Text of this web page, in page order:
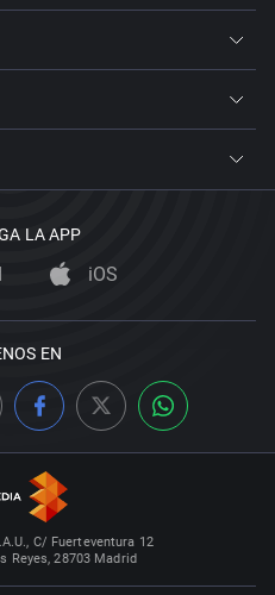
LA APP
iOS
EN
C/ Fuerteventura 12
Reyes, 28703 Madrid